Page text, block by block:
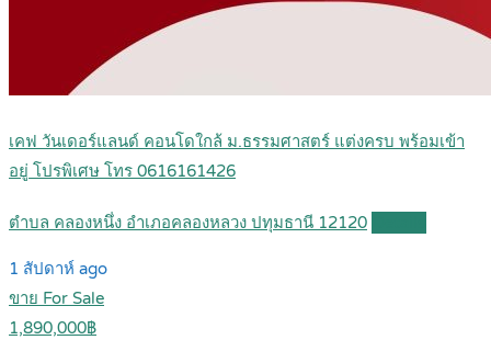
เคฟ วันเดอร์แลนด์ คอนโดใกล้ ม.ธรรมศาสตร์ แต่งครบ พร้อมเข้า
อยู่ โปรพิเศษ โทร 0616161426
ตำบล คลองหนึ่ง อำเภอคลองหลวง ปทุมธานี 12120
1 สัปดาห์ ago
ขาย For Sale
1,890,000฿